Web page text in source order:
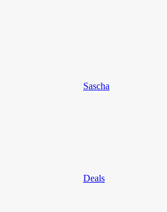
Sascha
Deals